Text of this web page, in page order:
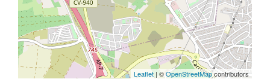
Leaflet | ©OpenStreetMapcontributors